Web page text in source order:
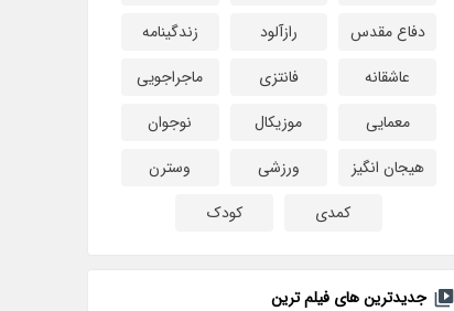
دفاع مقدس
رازآلود
زندگینامه
عاشقانه
فانتزی
ماجراجویی
معمایی
موزیکال
نوجوان
هیجان انگیز
ورزشی
وسترن
کمدی
کودک
جدیدترین های فیلم ترین